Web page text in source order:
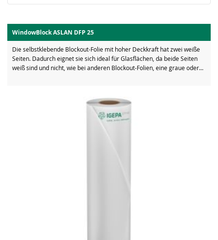
WindowBlock ASLAN DFP 25
Die selbstklebende Blockout-Folie mit hoher Deckkraft hat zwei weiße
Seiten. Dadurch eignet sie sich ideal für Glasflächen, da beide Seiten
weiß sind und nicht, wie bei anderen Blockout-Folien, eine graue oder...